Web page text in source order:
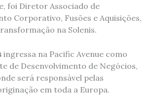
foi Diretor Associado de
Corporativo, Fusões e Aquisições,
na Solenis.
ingressa na Pacific Avenue como
de Desenvolvimento de Negócios,
será responsável pelas
em toda a Europa.